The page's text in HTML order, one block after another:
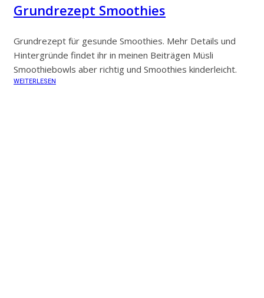
Grundrezept Smoothies
Grundrezept für gesunde Smoothies. Mehr Details und
Hintergründe findet ihr in meinen Beiträgen Müsli
Smoothiebowls aber richtig und Smoothies kinderleicht.
WEITERLESEN